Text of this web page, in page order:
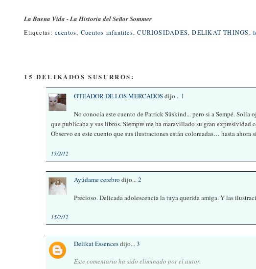
La Buena Vida - La Historia del Señor Sommer
Etiquetas: cuentos, Cuentos infantiles,CURIOSIDADES,DELIKAT THINGS ,
15 DELIKADOS SUSURROS:
OTEADOR DE LOS MERCADOSdijo... 1
No conocía este cuento de Patrick Süskind... pero si a Sempé.
que publicaba y sus libros. Siempre me ha maravillado su gran expresividad
Observo en este cuento que sus ilustraciones están coloreadas… hasta ahora
15/2/12
Ayúdame cerebro dijo...2
Precioso. Delicada adolescencia la tuya querida amiga. Y las
15/2/12
Delikat Essencesdijo...3
Este comentario ha sido eliminado por el autor.